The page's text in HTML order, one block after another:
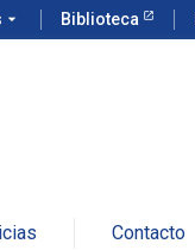
arrow_drop_down Biblioteca
Contacto